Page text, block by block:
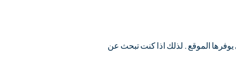
الموقع . لذلك اذا كنت تبحث عن